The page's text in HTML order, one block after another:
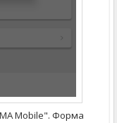
Mobile". Форма